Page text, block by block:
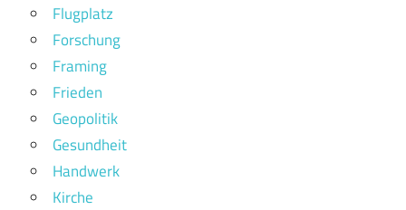
Flugplatz
Forschung
Framing
Frieden
Geopolitik
Gesundheit
Handwerk
Kirche